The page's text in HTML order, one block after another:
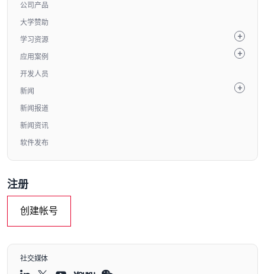
公司产品
大学赞助
学习资源
应用案例
开发人员
新闻
新闻报道
新闻资讯
软件发布
注册
创建帐号
社交媒体